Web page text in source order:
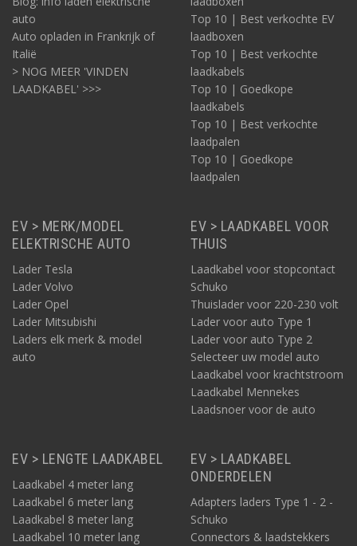
auto
Auto opladen in Frankrijk of
Italië
> NOG MEER 'VINDEN
LAADKABEL' >>>
Top 10 | Best verkochte EV
laadboxen
Top 10 | Best verkochte
laadkabels
Top 10 | Goedkope
laadkabels
Top 10 | Best verkochte
laadpalen
Top 10 | Goedkope
laadpalen
EV > MERK/MODEL
ELEKTRISCHE AUTO
Lader Tesla
Lader Volvo
Lader Opel
Lader Mitsubishi
Laders elk merk & model
auto
EV > LAADKABEL VOOR
THUIS
Laadkabel voor stopcontact
Schuko
Thuislader voor 220-230 volt
Lader voor auto Type 1
Lader voor auto Type 2
Selecteer uw model auto
Laadkabel voor krachtstroom
Laadkabel Mennekes
Laadsnoer voor de auto
EV > LENGTE LAADKABEL
Laadkabel 4 meter lang
Laadkabel 6 meter lang
Laadkabel 8 meter lang
Laadkabel 10 meter lang
EV > LAADKABEL
ONDERDELEN
Adapters laders Type 1 - 2 -
Schuko
Connectors & laadstekkers